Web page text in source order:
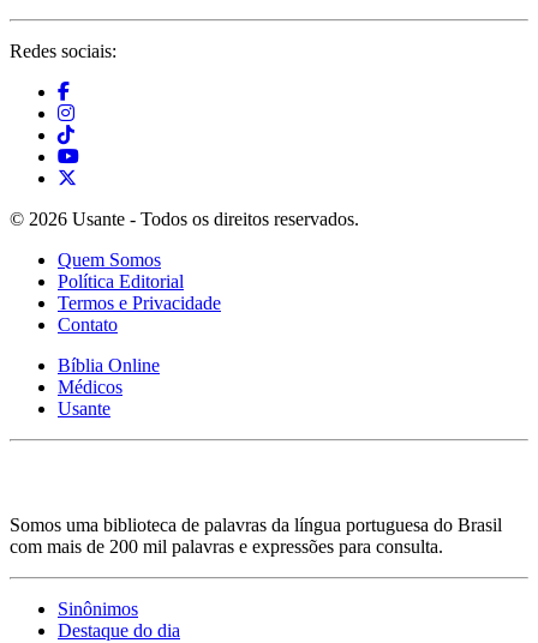
Redes sociais:
© 2026 Usante - Todos os direitos reservados.
Quem Somos
Política Editorial
Termos e Privacidade
Contato
Bíblia Online
Médicos
Usante
Somos uma biblioteca de palavras da língua portuguesa do Brasil
com mais de 200 mil palavras e expressões para consulta.
Sinônimos
Destaque do dia